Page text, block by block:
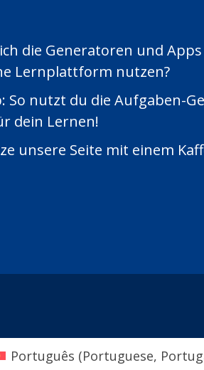
die Generatoren und
Lernplattform nutzen?
So nutzt du die Aufgaben-
dein Lernen!
unsere Seite mit einem
Português (Portuguese,